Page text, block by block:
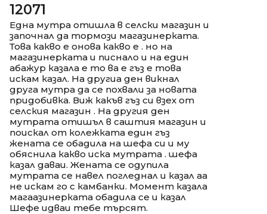
12071
Една мутра отишла в селски магазин и
започнал да тормози магазинерката.
Това какво е онова какво е . но на
магазинерката и писнало и на един
абажур казала е то ва е гъз е това
искам казал. На другиа ден викнал
друга мутра да се похвали за новата
придобивка. Виж какъв гъз си взех от
селския магазин . На другия ден
мутрата отишъл в саштия магазин и
поискал от колежката един гъз
жената се обадила на шефа си и му
обяснила какво иска мутрата . шефа
казал даваи. Жената се одупила
мутрата се навел погледнал и казал аа
не искам го с камбанки. Момент казала
магаазинерката обадила се и казал
Шефе идваи тебе търсят.